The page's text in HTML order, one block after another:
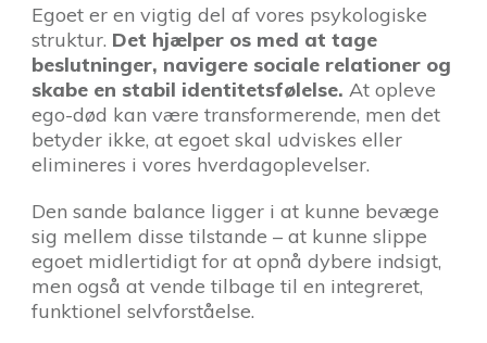
Egoet er en vigtig del af vores psykologiske
struktur. Det hjælper os med at tage
beslutninger, navigere sociale relationer og
skabe en stabil identitetsfølelse. At opleve
ego-død kan være transformerende, men det
betyder ikke, at egoet skal udviskes eller
elimineres i vores hverdagoplevelser.
Den sande balance ligger i at kunne bevæge
sig mellem disse tilstande – at kunne slippe
egoet midlertidigt for at opnå dybere indsigt,
men også at vende tilbage til en integreret,
funktionel selvforståelse.